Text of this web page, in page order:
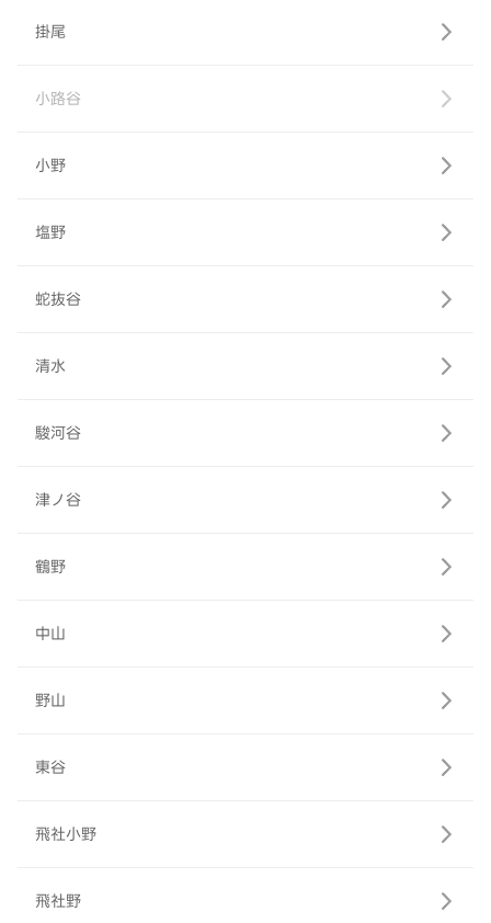
掛尾
小路谷
小野
塩野
蛇抜谷
清水
駿河谷
津ノ谷
鶴野
中山
野山
東谷
飛社小野
飛社野